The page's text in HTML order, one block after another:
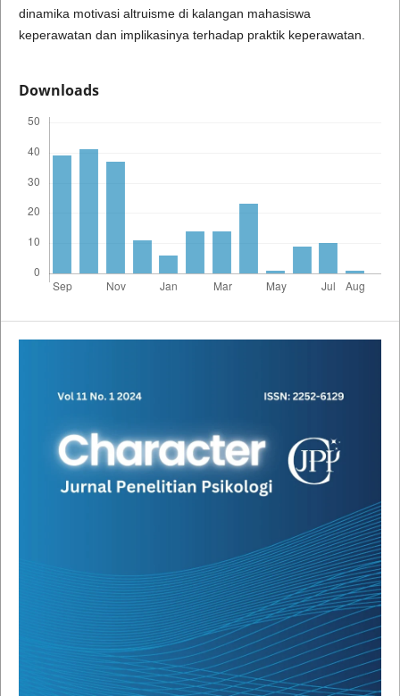
dinamika motivasi altruisme di kalangan mahasiswa
keperawatan dan implikasinya terhadap praktik keperawatan.
Downloads